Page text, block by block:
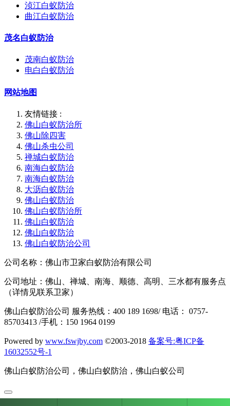
浈江白蚁防治
曲江白蚁防治
茂名白蚁防治
茂南白蚁防治
电白白蚁防治
网站地图
友情链接 :
佛山白蚁防治所
佛山除四害
佛山杀虫公司
禅城白蚁防治
南海白蚁防治
南海白蚁防治
大沥白蚁防治
佛山白蚁防治
佛山白蚁防治所
佛山白蚁防治
佛山白蚁防治
佛山白蚁防治公司
公司名称：佛山市卫家白蚁防治有限公司
公司地址：佛山、禅城、南海、顺德、高明、三水都有服务点
（详情见联系卫家）
佛山白蚁防治公司 服务热线：400 189 1698/ 电话： 0757-
85703413 /手机：150 1964 0199
Powered by www.fswjby.com ©2003-2018 备案号:粤ICP备
16032552号-1
佛山白蚁防治公司，佛山白蚁防治，佛山白蚁公司